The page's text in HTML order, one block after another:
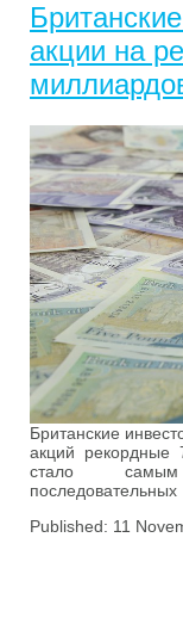
акции на
Британские
акций рекордные
стало самым
последовательных
Published: 11